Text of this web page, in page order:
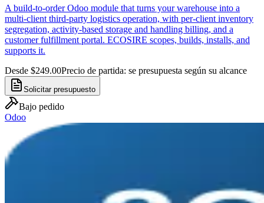
A build-to-order Odoo module that turns your warehouse into a
multi-client third-party logistics operation, with per-client inventory
segregation, activity-based storage and handling billing, and a
customer fulfillment portal. ECOSIRE scopes, builds, installs, and
supports it.
Desde $249.00Precio de partida: se presupuesta según su alcance
Solicitar presupuesto
Bajo pedido
Odoo